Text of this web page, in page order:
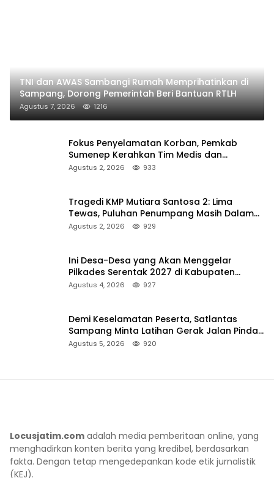
TNI dan AWAS Sambangi Rumah Memprihatinkan di
Sampang, Dorong Pemerintah Beri Bantuan RTLH
Agustus 7, 2026 1216
Fokus Penyelamatan Korban, Pemkab
Sumenep Kerahkan Tim Medis dan
Ambulans ke Pelabuhan Kalianget
Agustus 2, 2026 933
Tragedi KMP Mutiara Santosa 2: Lima
Tewas, Puluhan Penumpang Masih Dalam
Pencarian
Agustus 2, 2026 929
Ini Desa-Desa yang Akan Menggelar
Pilkades Serentak 2027 di Kabupaten
Sumenep
Agustus 4, 2026 927
Demi Keselamatan Peserta, Satlantas
Sampang Minta Latihan Gerak Jalan Pindah
ke Lokasi Aman
Agustus 5, 2026 920
Locusjatim.com adalah media pemberitaan online, yang
menghadirkan konten berita yang kredibel, berdasarkan
fakta. Dengan tetap mengedepankan kode etik jurnalistik
(KEJ).